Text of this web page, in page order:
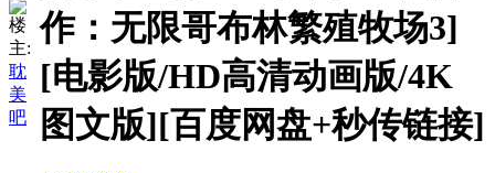
楼
主:
耽
美
吧
作：无限哥布林繁殖牧场3]
[电影版/HD高清动画版/4K
图文版][百度网盘+秒传链接]